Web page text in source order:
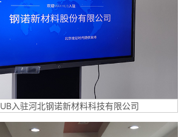
入驻河北钢诺新材料科技有限公司